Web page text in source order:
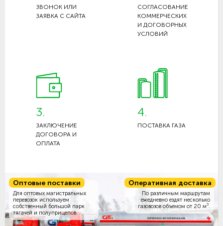
ЗВОНОК ИЛИ
ЗАЯВКА С САЙТА
СОГЛАСОВАНИЕ
КОММЕРЧЕСКИХ
И ДОГОВОРНЫХ
УСЛОВИЙ
3.
ЗАКЛЮЧЕНИЕ
ДОГОВОРА И
ОПЛАТА
4.
ПОСТАВКА ГАЗА
Оптовые поставки
Для оптовых магистральных
перевозок используем
собственный большой парк
тягачей и полуприцепов.
Оперативная доставка
По различным маршрутам
ежедневно ездят несколько
газовозов объемом от 20 м3